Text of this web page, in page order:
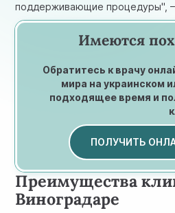
поддерживающие процедуры",
Имеются
Обратитесь к врачу
мира на украинском
подходящее время и
ПОЛУЧИТЬ
Преимущества
Виноградаре